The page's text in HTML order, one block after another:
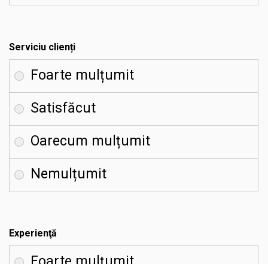
Serviciu clienți
Experienţă